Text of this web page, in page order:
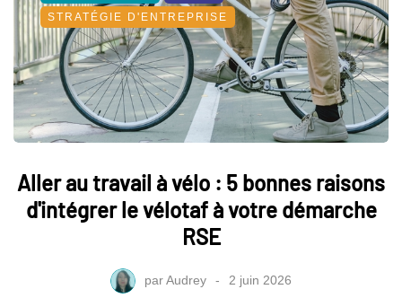
STRATÉGIE D'ENTREPRISE
Aller au travail à vélo : 5 bonnes raisons
d'intégrer le vélotaf à votre démarche
RSE
parAudrey 2 juin 2026